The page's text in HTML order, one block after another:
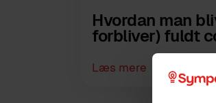
Hvordan man
forbliver) fuldt
Læs mere